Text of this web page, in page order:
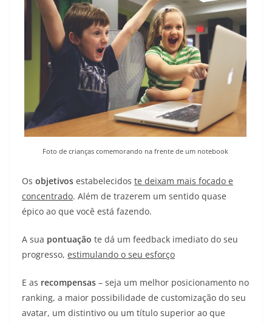
Foto de crianças comemorando na frente de um notebook
Os objetivos estabelecidos te deixam mais focado e
concentrado. Além de trazerem um sentido quase
épico ao que você está fazendo.
A sua pontuação te dá um feedback imediato do seu
progresso, estimulando o seu esforço
E as recompensas – seja um melhor posicionamento no
ranking, a maior possibilidade de customização do seu
avatar, um distintivo ou um título superior ao que